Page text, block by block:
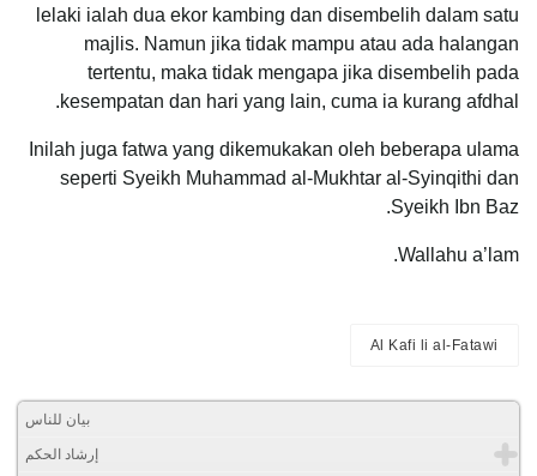
lelaki ialah dua ekor kambing dan disembelih dalam satu
majlis. Namun jika tidak mampu atau ada halangan
tertentu, maka tidak mengapa jika disembelih pada
kesempatan dan hari yang lain, cuma ia kurang afdhal.
Inilah juga fatwa yang dikemukakan oleh beberapa ulama
seperti Syeikh Muhammad al-Mukhtar al-Syinqithi dan
Syeikh Ibn Baz.
Wallahu a’lam.
Al Kafi li al-Fatawi
بيان للناس
إرشاد الحكم